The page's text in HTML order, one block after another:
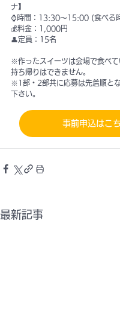
ナ】
⌚️時間：13:30〜15:00 (食べる
💰料金：1,000円
👤定員：15名
※作ったスイーツは会場で食べ
持ち帰りはできません。
※1部・2部共に応募は先着順と
下さい。
事前申込はこ
最新記事